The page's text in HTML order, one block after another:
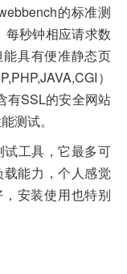
的标准测
秒钟相应请求数
具有便准静态页
）
有SSL的安全网站
测试。
工具，它最多可
能力，个人感觉
安装使用也特别